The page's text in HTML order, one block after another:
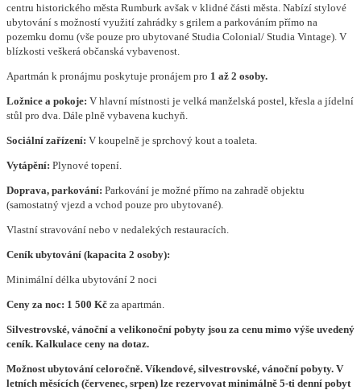
centru historického města Rumburk avšak v klidné části města. Nabízí stylové
ubytování s možností využití zahrádky s grilem a parkováním přímo na
pozemku domu (vše pouze pro ubytované Studia Colonial/ Studia Vintage). V
blízkosti veškerá občanská vybavenost.
Apartmán k pronájmu poskytuje pronájem pro 1 až 2 osoby.
Ložnice a pokoje: V hlavní místnosti je velká manželská postel, křesla a jídelní
stůl pro dva. Dále plně vybavena kuchyň.
Sociální zařízení: V koupelně je sprchový kout a toaleta.
Vytápění: Plynové topení.
Doprava, parkování: Parkování je možné přímo na zahradě objektu
(samostatný vjezd a vchod pouze pro ubytované).
Vlastní stravování nebo v nedalekých restauracích.
Ceník ubytování (kapacita 2 osoby):
Minimální délka ubytování 2 noci
Ceny za noc: 1 500 Kč za apartmán.
Silvestrovské, vánoční a velikonoční pobyty jsou za cenu mimo výše uvedený
ceník. Kalkulace ceny na dotaz.
Možnost ubytování celoročně. Víkendové, silvestrovské, vánoční pobyty. V
letních měsících (červenec, srpen) lze rezervovat minimálně 5-ti denní pobyt